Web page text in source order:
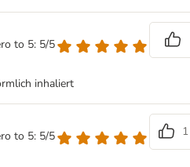
to 5: 5/5
inhaliert
to 5: 5/5
1